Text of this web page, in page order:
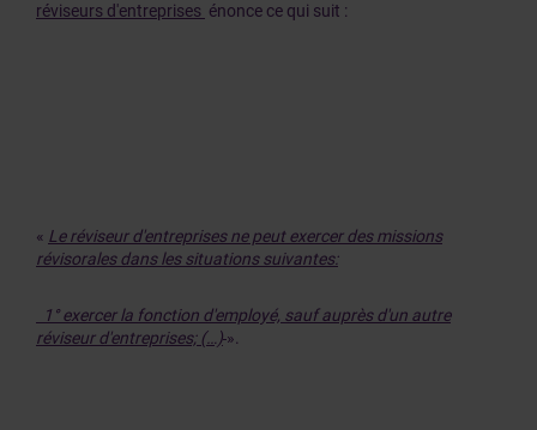
réviseurs d'entreprises énonce ce qui suit :
« Le réviseur d'entreprises ne peut exercer des missions
révisorales dans les situations suivantes:
1° exercer la fonction d'employé, sauf auprès d'un autre
réviseur d'entreprises; (…) ».